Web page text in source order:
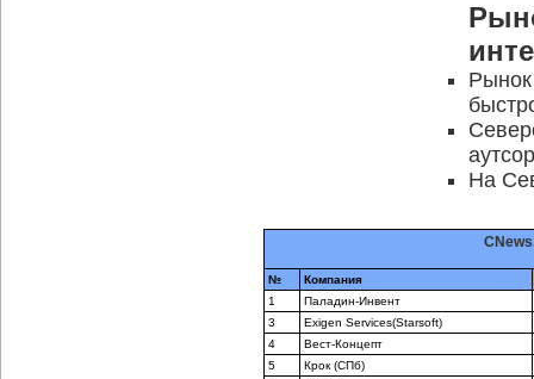
На
№
Компания
1
Паладин-Инвент
3
Exigen Services(Starsoft)
4
Вест-Концепт
5
Крок (СПб)